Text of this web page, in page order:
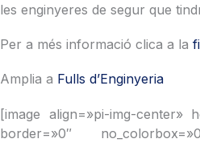
les enginyeres de segur que
Per a més informació clica a la
Amplia a Fulls d’Enginyeria
[image align=»pi-img-center»
border=»0″